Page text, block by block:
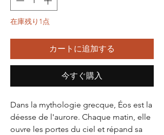
在庫残り1点
カートに追加する
今すぐ購入
Dans la mythologie grecque, Éos est la
déesse de l'aurore. Chaque matin, elle
ouvre les portes du ciel et répand sa